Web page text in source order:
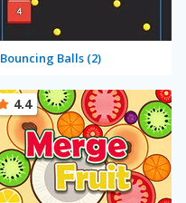
Bouncing Balls (2)
4.4